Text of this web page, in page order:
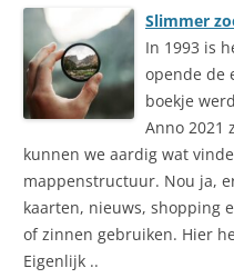
Slimmer
In 1993 is
opende de
boekje
Anno 2021
kunnen we aardig wat
mappenstructuur. Nou ja,
kaarten, nieuws, shopping
of zinnen gebruiken. Hier
Eigenlijk ..